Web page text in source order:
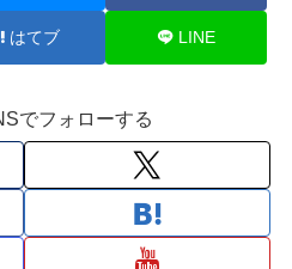
はてブ LINE
でフォローする